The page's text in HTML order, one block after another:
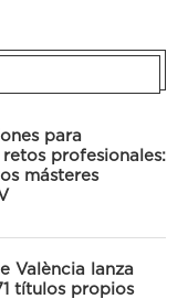
para
profesionales:
másteres
València lanza
títulos propios